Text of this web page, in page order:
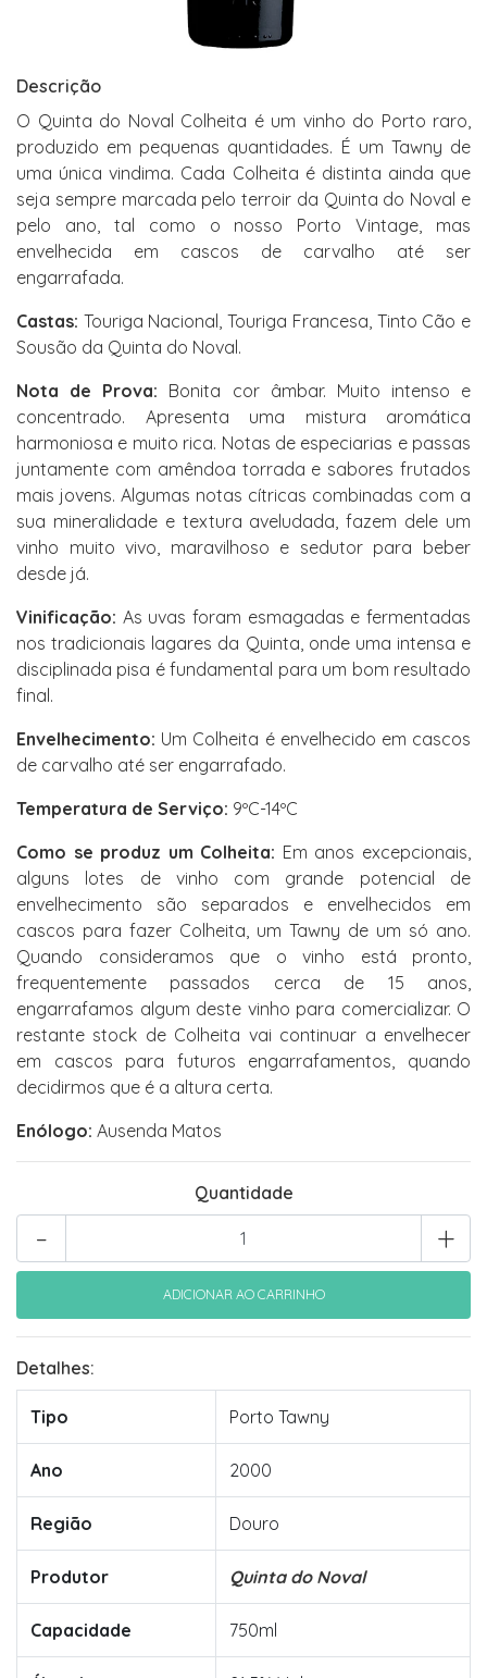
Descrição
O Quinta do Noval Colheita é um vinho do Porto raro,
produzido em pequenas quantidades. É um Tawny de
uma única vindima. Cada Colheita é distinta ainda que
seja sempre marcada pelo terroir da Quinta do Noval e
pelo ano, tal como o nosso Porto Vintage, mas
envelhecida em cascos de carvalho até ser
engarrafada.
Castas: Touriga Nacional, Touriga Francesa, Tinto Cão e
Sousão da Quinta do Noval.
Nota de Prova: Bonita cor âmbar. Muito intenso e
concentrado. Apresenta uma mistura aromática
harmoniosa e muito rica. Notas de especiarias e passas
juntamente com amêndoa torrada e sabores frutados
mais jovens. Algumas notas cítricas combinadas com a
sua mineralidade e textura aveludada, fazem dele um
vinho muito vivo, maravilhoso e sedutor para beber
desde já.
Vinificação: As uvas foram esmagadas e fermentadas
nos tradicionais lagares da Quinta, onde uma intensa e
disciplinada pisa é fundamental para um bom resultado
final.
Envelhecimento: Um Colheita é envelhecido em cascos
de carvalho até ser engarrafado.
Temperatura de Serviço: 9ºC-14ºC
Como se produz um Colheita: Em anos excepcionais,
alguns lotes de vinho com grande potencial de
envelhecimento são separados e envelhecidos em
cascos para fazer Colheita, um Tawny de um só ano.
Quando consideramos que o vinho está pronto,
frequentemente passados cerca de 15 anos,
engarrafamos algum deste vinho para comercializar. O
restante stock de Colheita vai continuar a envelhecer
em cascos para futuros engarrafamentos, quando
decidirmos que é a altura certa.
Enólogo: Ausenda Matos
Quantidade
+
-
Detalhes:
Tipo Porto Tawny
Ano 2000
Região Douro
Produtor Quinta do Noval
Capacidade 750ml